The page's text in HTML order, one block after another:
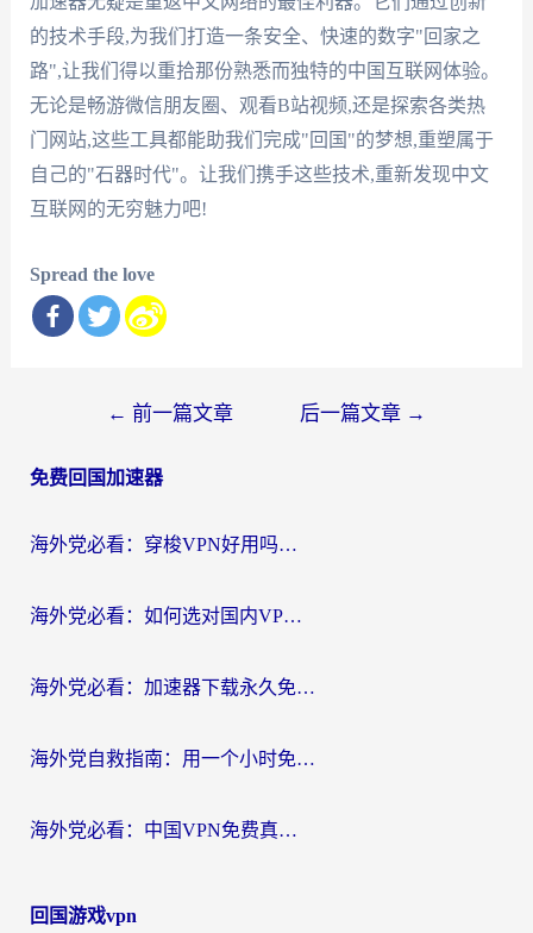
的技术手段,为我们打造一条安全、快速的数字"回家之
路",让我们得以重拾那份熟悉而独特的中国互联网体验。
无论是畅游微信朋友圈、观看B站视频,还是探索各类热
门网站,这些工具都能助我们完成"回国"的梦想,重塑属于
自己的"石器时代"。让我们携手这些技术,重新发现中文
互联网的无穷魅力吧!
Spread the love
导
← 前一篇文章 后一篇文章 →
免费回国加速器
海外党必看：穿梭VPN好用吗？和云帆VPN对比哪个回国效果更好？附真实测评+避坑指南
海外党必看：如何选对国内VPN，实现无缝访问国内资源？
海外党必看：加速器下载永久免费版真的存在吗？教你无缝访问国内资源的正确姿势
海外党自救指南：用一个小时免费加速器，轻松打破国内资源访问壁垒？
海外党必看：中国VPN免费真的靠谱吗？手把手教你选对回国加速器
回国游戏vpn